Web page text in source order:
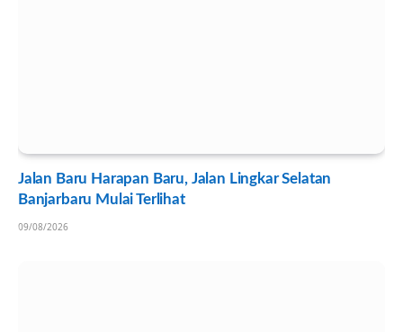
Jalan Baru Harapan Baru, Jalan Lingkar Selatan
Banjarbaru Mulai Terlihat
09/08/2026